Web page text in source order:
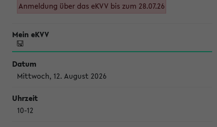
Anmeldung über das eKVV bis zum 28.07.26
Mittwoch, 12. August 2026
10-12